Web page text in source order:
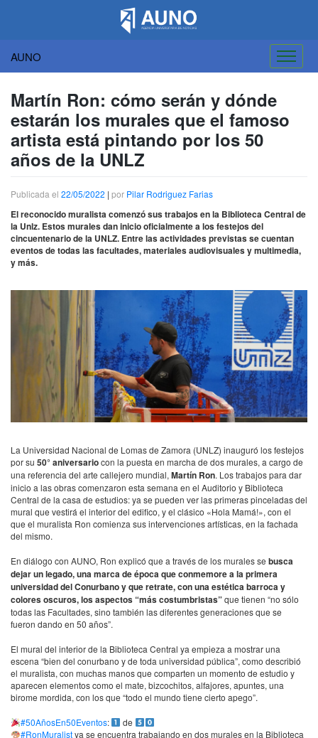
AUNO
contenido
Martín Ron: cómo serán y dónde
estarán los murales que el famoso
artista está pintando por los 50
años de la UNLZ
Publicada el 22/05/2022 | por Pilar Rodriguez Farias
El reconocido muralista comenzó sus trabajos en la Biblioteca Central de
la Unlz. Estos murales dan inicio oficialmente a los festejos del
cincuentenario de la UNLZ. Entre las actividades previstas se cuentan
eventos de todas las facultades, materiales audiovisuales y multimedia,
y más.
La Universidad Nacional de Lomas de Zamora (UNLZ) inauguró los festejos
por su 50° aniversariocon la puesta en marcha de dos murales, a cargo de
una referencia del arte callejero mundial, Martín Ron. Los trabajos para dar
inicio a las obras comenzaron esta semana en el Auditorio y Biblioteca
Central de la casa de estudios: ya se pueden ver las primeras pinceladas del
mural que vestirá el interior del edifico, y el clásico «Hola Mamá!», con el
que el muralista Ron comienza sus intervenciones artísticas, en la fachada
del mismo.
En diálogo con AUNO, Ron explicó que a través de los murales se busca
dejar un legado, una marca de época que conmemore a la primera
universidad del Conurbano y que retrate, con una estética barroca y
colores oscuros, los aspectos “más costumbristas”que tienen “no sólo
todas las Facultades, sino también las diferentes generaciones que se
fueron dando en 50 años”.
El mural del interior de la Biblioteca Central ya empieza a mostrar una
escena “bien del conurbano y de toda universidad pública”, como describió
el muralista, con muchas manos que comparten un momento de estudio y
aparecen elementos como el mate, bizcochitos, alfajores, apuntes, una
birome mordida, con los que “todo el mundo tiene cierto apego”.
#50AñosEn50Eventos:
de
#RonMuralistya se encuentra trabajando en dos murales en la Biblioteca